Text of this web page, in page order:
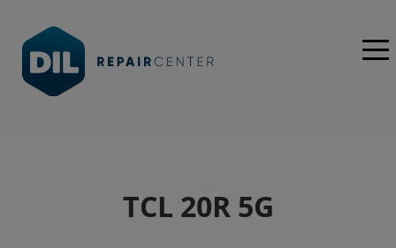
TCL 20R 5G